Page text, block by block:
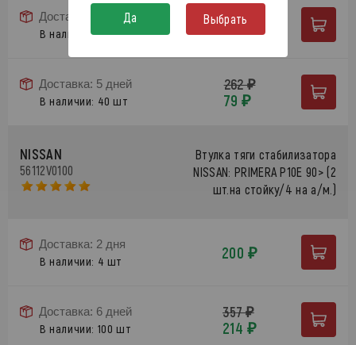
Доставка: 2 дня
В наличии: 4 шт
262 ₽
79 ₽
Доставка: 5 дней
В наличии: 40 шт
262 ₽
79 ₽
NISSAN
56112V0100
Втулка тяги стабилизатора
NISSAN: PRIMERA P10E 90> (2
шт.на стойку/4 на а/м.)
Доставка: 2 дня
В наличии: 4 шт 200 ₽
Доставка: 6 дней
В наличии: 100 шт
357 ₽
214 ₽
Да Выбрать